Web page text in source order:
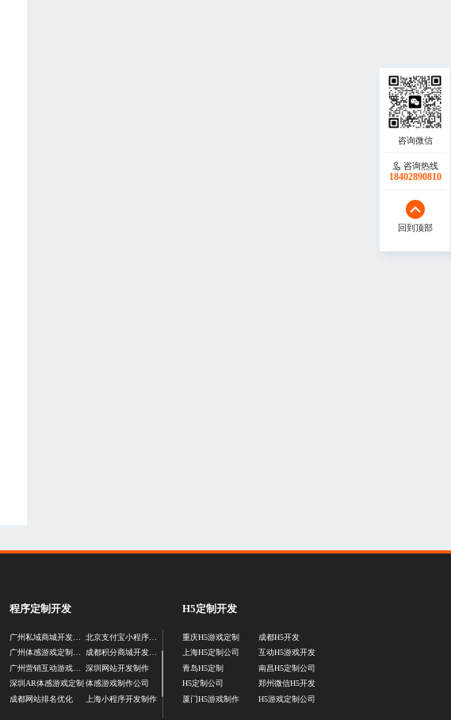
咨询热线
17723342546
回到顶部
咨询热线
18402890810
回到顶部
程序定制开发
深圳AR体感游戏定制
成都网站排名优化
深圳网站开发制作
体感游戏制作公司
上海小程序开发制作
H5定制开发
重庆H5游戏定制
上海H5定制公司
青岛H5定制
H5定制公司
厦门H5游戏制作
成都H5开发
互动H5游戏开发
南昌H5定制公司
郑州微信H5开发
H5游戏定制公司